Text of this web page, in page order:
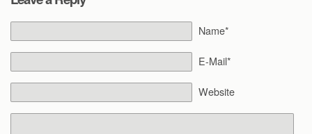
Name*
E-Mail*
Website